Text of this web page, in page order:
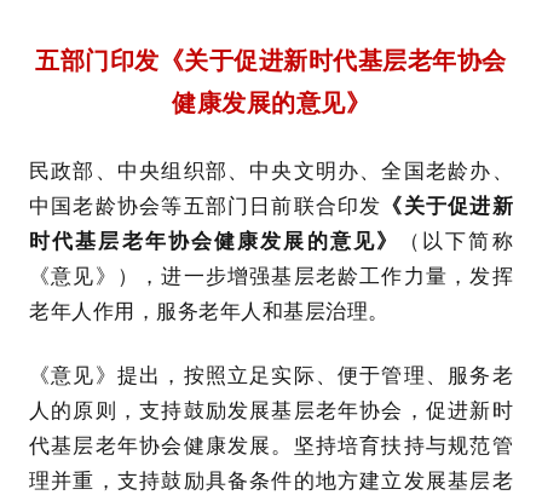
五部门印发《关于促进新时代基层老年协会
健康发展的意见》
民政部、中央组织部、中央文明办、全国老龄办、
中国老龄协会等五部门日前联合印发 《关于促进新
时代基层老年协会健康发展的意见》
（以下简称
《意见》），进一步增强基层老龄工作力量，发挥
老年人作用，服务老年人和基层治理。
《意见》提出，按照立足实际、便于管理、服务老
人的原则，支持鼓励发展基层老年协会，促进新时
代基层老年协会健康发展。坚持培育扶持与规范管
理并重，支持鼓励具备条件的地方建立发展基层老